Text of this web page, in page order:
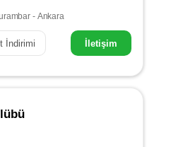
- Ankara
İndirimi İletişim